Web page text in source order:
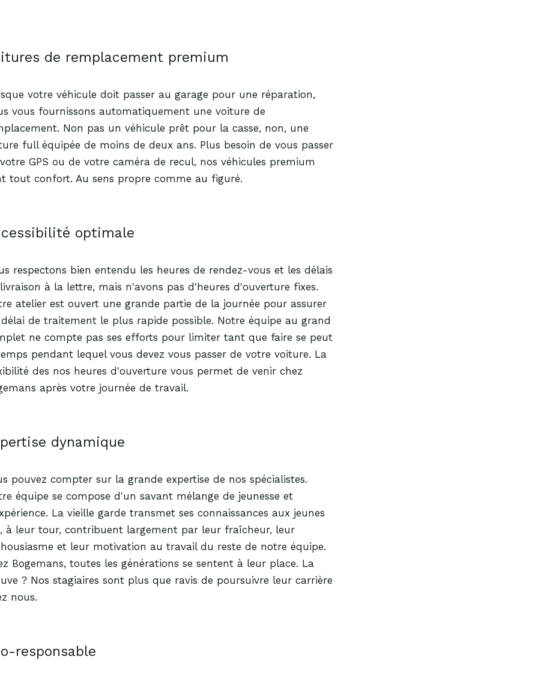
de remplacement premium
votre véhicule doit passer au garage pour une réparation,
vous fournissons automatiquement une voiture de
Non pas un véhicule prêt pour la casse, non, une
full équipée de moins de deux ans. Plus besoin de vous passer
GPS ou de votre caméra de recul, nos véhicules premium
tout confort. Au sens propre comme au figuré.
optimale
respectons bien entendu les heures de rendez-vous et les délais
à la lettre, mais n'avons pas d'heures d'ouverture fixes.
atelier est ouvert une grande partie de la journée pour assurer
de traitement le plus rapide possible. Notre équipe au grand
ne compte pas ses efforts pour limiter tant que faire se peut
pendant lequel vous devez vous passer de votre voiture. La
des nos heures d'ouverture vous permet de venir chez
après votre journée de travail.
dynamique
pouvez compter sur la grande expertise de nos spécialistes.
équipe se compose d'un savant mélange de jeunesse et
La vieille garde transmet ses connaissances aux jeunes
à leur tour, contribuent largement par leur fraîcheur, leur
et leur motivation au travail du reste de notre équipe.
Bogemans, toutes les générations se sentent à leur place. La
? Nos stagiaires sont plus que ravis de poursuivre leur carrière
nous.
-responsable